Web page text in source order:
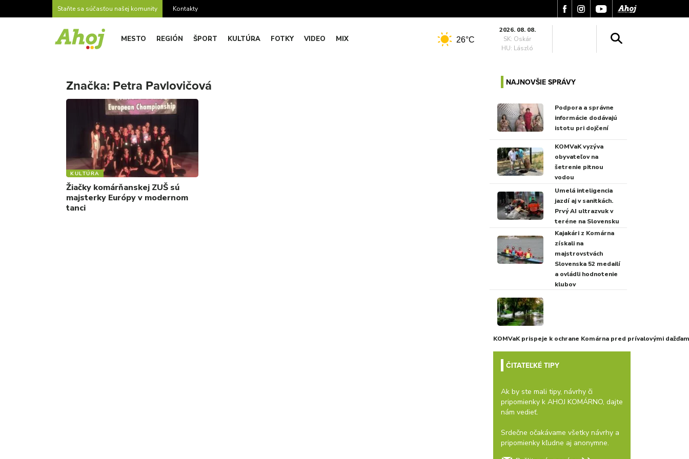
Staňte sa súčasťou našej komunity Kontakty
MESTO REGIÓN ŠPORT KULTÚRA FOTKY VIDEO MIX 26°C
2026. 08. 08.
SK: Oskár
HU: László
Značka: Petra Pavlovičová
KULTÚRA
Žiačky komárňanskej ZUŠ sú
majsterky Európy v modernom
tanci
NAJNOVŠIE SPRÁVY
Podpora a správne
informácie dodávajú
istotu pri dojčení
KOMVaK vyzýva
obyvateľov na
šetrenie pitnou
vodou
Umelá inteligencia
jazdí aj v sanitkách.
Prvý AI ultrazvuk v
teréne na Slovensku
Kajakári z Komárna
získali na
majstrovstvách
Slovenska 52 medailí
a ovládli hodnotenie
klubov
KOMVaK prispeje k ochrane Komárna pred prívalovými
ČITATEĽKÉ TIPY
Ak by ste mali tipy, návrhy či
pripomienky k AHOJ KOMÁRNO, dajte
nám vedieť.
Srdečne očakávame všetky návrhy a
pripomienky kľudne aj anonymne.